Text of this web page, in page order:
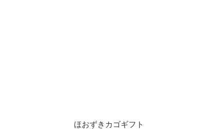
ほおずきカゴギフト